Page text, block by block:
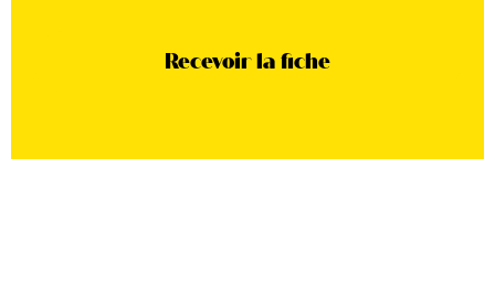
Recevoir la fiche